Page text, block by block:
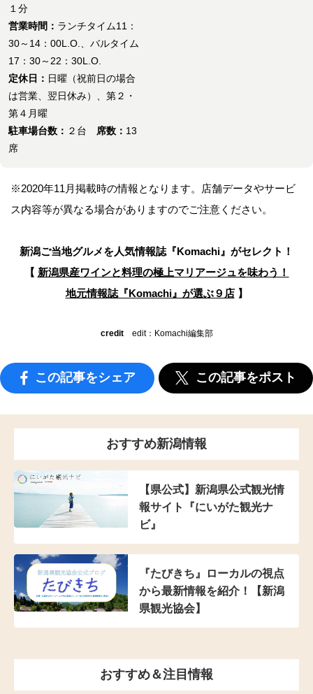
１分
営業時間： ランチタイム11：
30～14：00L.O.、バルタイム
17：30～22：30L.O.
定休日： 日曜（祝前日の場合
は営業、翌日休み）、第２・
第４月曜
駐車場台数： ２台 席数： 13
席
※2020年11月掲載時の情報となります。店舗データやサービ
ス内容等が異なる場合がありますのでご注意ください。
新潟ご当地グルメを人気情報誌 『Komachi』がセレクト！
【 新潟県産ワインと料理の極上マリアージュを味わう！
地元情報誌『Komachi』が選ぶ９店】
creditedit：Komachi編集部
この記事をシェア この記事をポスト
おすすめ新潟情報
【県公式】新潟県公式観光情
報サイト『にいがた観光ナ
ビ』
『たびきち』ローカルの視点
から最新情報を紹介！【新潟
県観光協会】
おすすめ＆注目情報